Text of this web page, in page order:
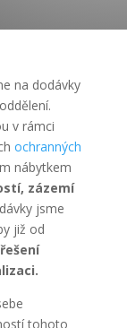
na dodávky
v rámci
ochranných
nábytkem
zázemí
jsme
již od
tohoto